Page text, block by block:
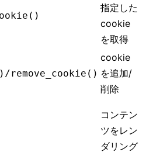
指定した
cookie
を取得
remove_cookie()
cookie
を追加/
削除
コンテン
ツをレン
ダリング